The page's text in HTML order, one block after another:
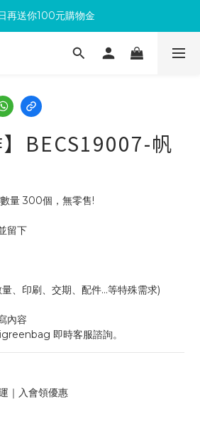
回饋10%購物金
再送你100元購物金
會員 馬上領取50元購物金
】BECS19007-帆
量 300個，無零售!
留下
量、印刷、交期、配件...等特殊需求)
內容
即時客服諮詢。
｜入會領優惠